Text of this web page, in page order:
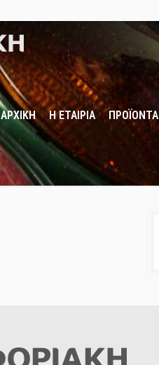
ΑΡΧΙΚΗ Η ΕΤΑΙΡΙΑ ΠΡΟΪΟΝΤΑ